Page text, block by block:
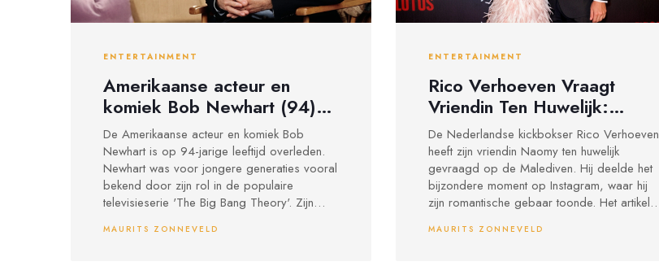
ENTERTAINMENT
Amerikaanse acteur en
komiek Bob Newhart (94)
overleden, bekend van 'The
Big Bang Theory'
De Amerikaanse acteur en komiek Bob
Newhart is op 94-jarige leeftijd overleden.
Newhart was voor jongere generaties vooral
bekend door zijn rol in de populaire
televisieserie 'The Big Bang Theory'. Zijn
late jaren 1950 en bracht hem nationaal
MAURITS ZONNEVELD
ENTERTAINMENT
Rico Verhoeven Vraagt
Vriendin Ten Huwelijk:
Romantisch Aanzoek op de
Malediven
De Nederlandse kickbokser Rico Verhoeven
heeft zijn vriendin Naomy ten huwelijk
gevraagd op de Malediven. Hij deelde het
bijzondere moment op Instagram, waar hij
zijn romantische gebaar toonde. Het artikel
gebeurtenis en het delen van zijn vreugde
MAURITS ZONNEVELD